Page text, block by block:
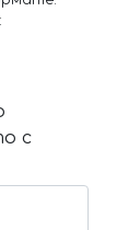
с